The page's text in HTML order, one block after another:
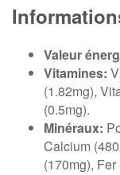
Valeur
Vitamines:
(1.82mg),
(0.5mg).
Minéraux:
Calcium
(170mg),